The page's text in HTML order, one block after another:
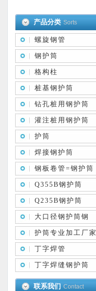
产品分类 Sorts
螺旋钢管
钢护筒
格构柱
桩基钢护筒
钻孔桩用钢护筒
灌注桩用钢护筒
护筒
焊接钢护筒
钢板卷管=钢护筒
Q355B钢护筒
Q235B钢护筒
大口径钢护筒钢
护筒专业加工厂家
丁字焊管
丁字焊缝钢护筒
联系我们 Contact